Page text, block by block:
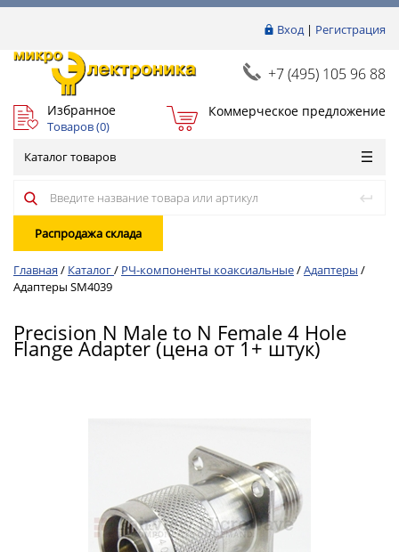
Вход| Регистрация
+7 (495) 105 96 88
Избранное
Товаров (0)
Коммерческое предложение
Каталог товаров
Распродажа склада
Главная / Каталог/ РЧ-компоненты коаксиальные/Адаптеры /
Адаптеры SM4039
Precision N Male to N Female 4 Hole
Flange Adapter (цена от 1+ штук)